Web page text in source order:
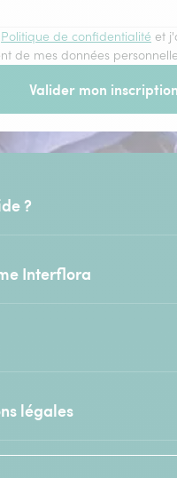
Politique de confidentialité et
de mes données
Valider mon inscription
?
Interflora
légales